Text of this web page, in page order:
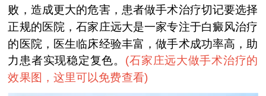
败，造成更大的危害，患者做手术治疗切记要选择
正规的医院，石家庄远大是一家专注于白癜风治疗
的医院，医生临床经验丰富，做手术成功率高，助
力患者实现稳定复色。 (石家庄远大做手术治疗的
效果图，这里可以免费查看)